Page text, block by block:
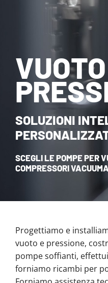
SOLUZIONI
SCEGLI LE POMPE PER
COMPRESSORI
Progettiamo e
vuoto e pressione,
pompe soffianti,
forniamo ricambi per